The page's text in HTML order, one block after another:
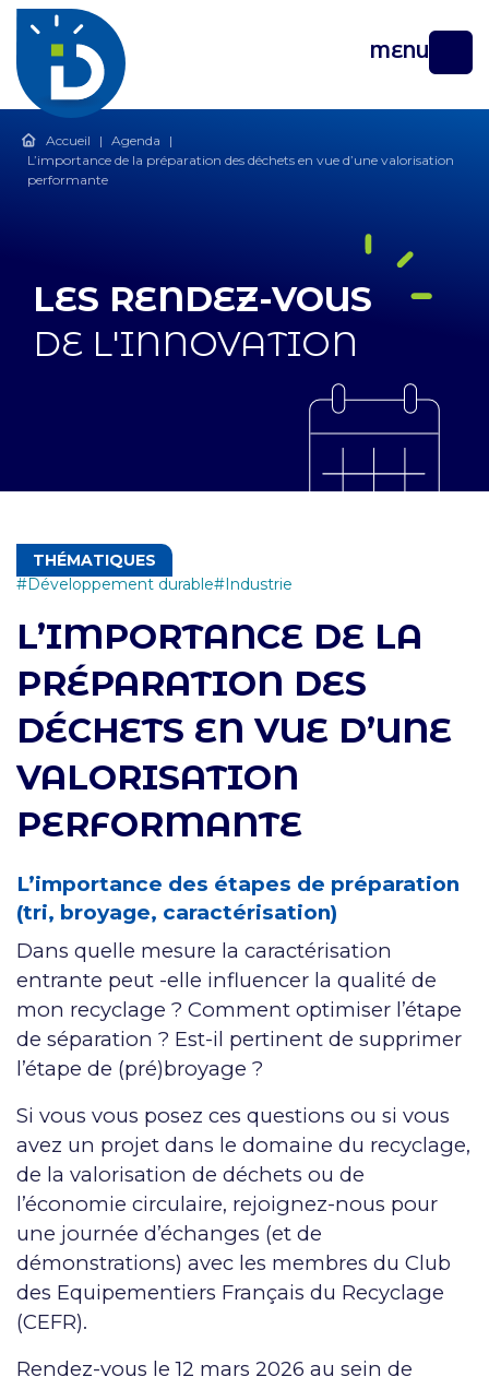
MENU
Accueil | Agenda
|
L’importance de la préparation des déchets en vue d’une valorisation
performante
LES RENDEZ-VOUS
DE L'INNOVATION
THÉMATIQUES
Développement durable
Industrie
L’IMPORTANCE DE LA
PRÉPARATION DES
DÉCHETS EN VUE D’UNE
VALORISATION
PERFORMANTE
L’importance des étapes de préparation
(tri, broyage, caractérisation)
Dans quelle mesure la caractérisation
entrante peut -elle influencer la qualité de
mon recyclage ? Comment optimiser l’étape
de séparation ? Est-il pertinent de supprimer
l’étape de (pré)broyage ?
Si vous vous posez ces questions ou si vous
avez un projet dans le domaine du recyclage,
de la valorisation de déchets ou de
l’économie circulaire, rejoignez-nous pour
une journée d’échanges (et de
démonstrations) avec les membres du Club
des Equipementiers Français du Recyclage
(CEFR).
Rendez-vous le 12 mars 2026 au sein de